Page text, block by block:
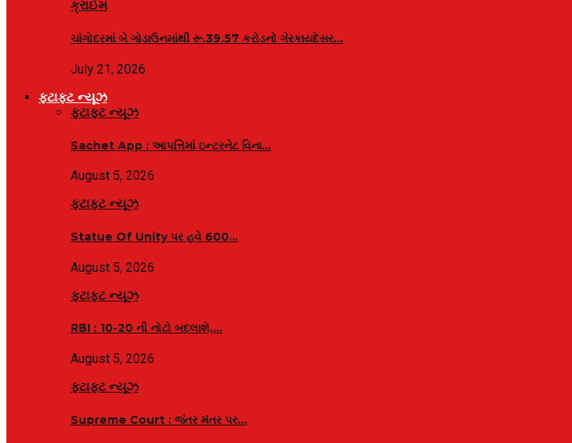
ક્રાઈમ
ચાંગોદરમાં બે ગોડાઉનમાંથી રૂ.39.57 કરોડનો ગેરકાયદેસર…
July 21, 2026
ફટાફટ ન્યૂઝ
ફટાફટ ન્યૂઝ
Sachet App : આપત્તિમાં ઇન્ટરનેટ વિના…
August 5, 2026
ફટાફટ ન્યૂઝ
Statue Of Unity પર હવે 600…
August 5, 2026
ફટાફટ ન્યૂઝ
RBI : ₹10-20 ની નોટો બદલાશે,…
August 5, 2026
ફટાફટ ન્યૂઝ
Supreme Court : જંતર મંતર પર…